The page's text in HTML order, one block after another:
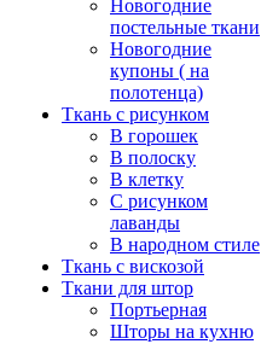
Новогодние
постельные ткани
Новогодние
купоны ( на
полотенца)
Ткань с рисунком
В горошек
В полоску
В клетку
С рисунком
лаванды
В народном стиле
Ткань с вискозой
Ткани для штор
Портьерная
Шторы на кухню